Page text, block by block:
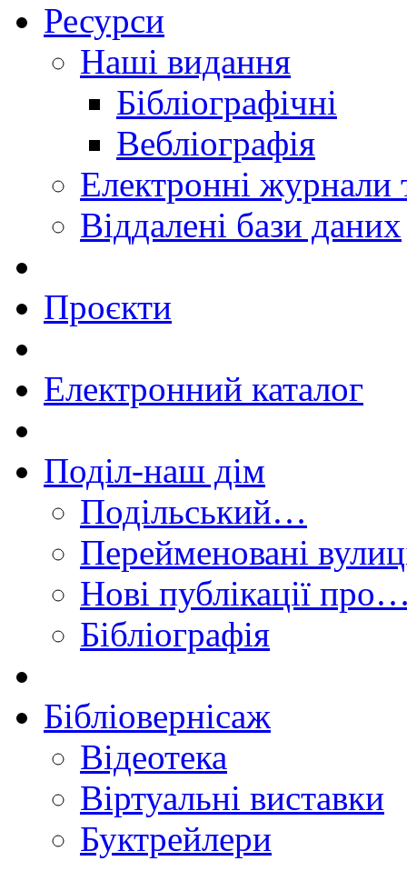
Ресурси
Наші видання
Бібліографічні
Вебліографія
Електронні
Віддалені бази даних
Проєкти
Електронний каталог
Поділ-наш дім
Подільський…
Перейменовані
Нові публікації
Бібліографія
Бібліовернісаж
Відеотека
Віртуальні виставки
Буктрейлери